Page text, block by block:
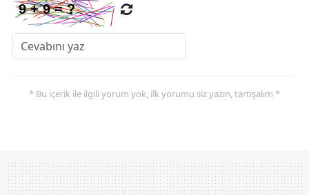
* Bu içerik ile ilgili yorum yok, ilk yorumu siz yazın, tartışalım *